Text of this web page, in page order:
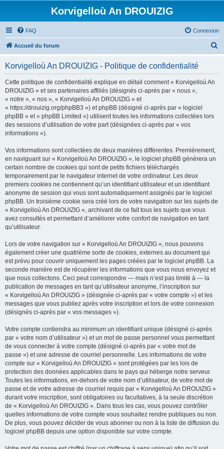
Korvigelloù An DROUIZIG
FAQ Connexion
Accueil du forum
Korvigelloù An DROUIZIG - Politique de confidentialité
Cette politique de confidentialité explique en détail comment « Korvigelloù An
DROUIZIG » et ses partenaires affiliés (désignés ci-après par « nous »,
« notre », « nos », « Korvigelloù An DROUIZIG » et
« https://drouizig.org/phpBB3 ») et phpBB (désigné ci-après par « logiciel
phpBB » et « phpBB Limited ») utilisent toutes les informations collectées lors
des sessions d’utilisation de votre part (désignées ci-après par « vos
informations »).
Vos informations sont collectées de deux manières différentes. Premièrement,
en naviguant sur « Korvigelloù An DROUIZIG », le logiciel phpBB génèrera un
certain nombre de cookies qui sont de petits fichiers téléchargés
temporairement par le navigateur internet de votre ordinateur. Les deux
premiers cookies ne contiennent qu’un identifiant utilisateur et un identifiant
anonyme de session qui vous sont automatiquement assignés par le logiciel
phpBB. Un troisième cookie sera créé lors de votre navigation sur les sujets de
« Korvigelloù An DROUIZIG », archivant de ce fait tous les sujets que vous
avez consultés et permettant d’améliorer votre confort de navigation en tant
qu’utilisateur.
Lors de votre navigation sur « Korvigelloù An DROUIZIG », nous pouvons
également créer une quatrième sorte de cookies, externes au document qui
est prévu pour couvrir uniquement les pages créées par le logiciel phpBB. La
seconde manière est de récupérer les informations que vous nous envoyez et
que nous collectons. Ceci peut correspondre — mais n’est pas limité à — la
publication de messages en tant qu’utilisateur anonyme, l’inscription sur
« Korvigelloù An DROUIZIG » (désignée ci-après par « votre compte ») et les
messages que vous publiez après votre inscription et lors de votre connexion
(désignés ci-après par « vos messages »).
Votre compte contiendra au minimum un identifiant unique (désigné ci-après
par « votre nom d’utilisateur ») et un mot de passe personnel vous permettant
de vous connecter à votre compte (désigné ci-après par « votre mot de
passe ») et une adresse de courriel personnelle. Les informations de votre
compte sur « Korvigelloù An DROUIZIG » sont protégées par les lois de
protection des données applicables dans le pays qui héberge notre serveur.
Toutes les informations, en-dehors de votre nom d’utilisateur, de votre mot de
passe et de votre adresse de courriel requis par « Korvigelloù An DROUIZIG »
durant votre inscription, sont obligatoires ou facultatives, à la seule discrétion
de « Korvigelloù An DROUIZIG ». Dans tous les cas, vous pouvez contrôler
quelles informations de votre compte vous souhaitez rendre publiques ou non.
De plus, vous pouvez décider de vous abonner ou non à la liste de diffusion du
logiciel phpBB depuis une option disponible sur votre compte.